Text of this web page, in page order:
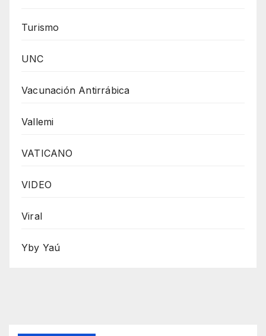
Turismo
UNC
Vacunación Antirrábica
Vallemi
VATICANO
VIDEO
Viral
Yby Yaú